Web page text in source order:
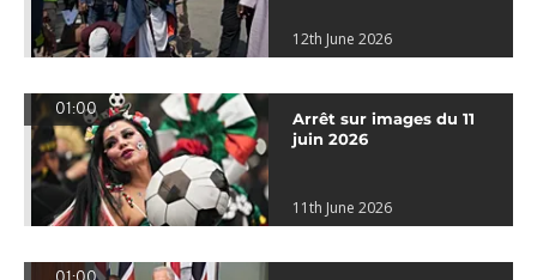
12th June 2026
01:00
Arrêt sur images du 11
juin 2026
11th June 2026